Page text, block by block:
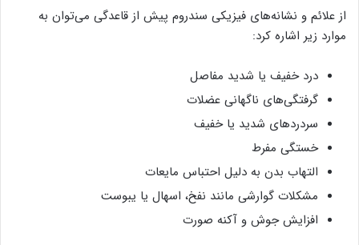
از علائم و نشانه‌های فیزیکی سندروم پیش از قاعدگی می‌توان به
موارد زیر اشاره کرد:
درد خفیف یا شدید مفاصل
گرفتگی‌های ناگهانی عضلات
سردردهای شدید یا خفیف
خستگی مفرط
التهاب بدن به دلیل احتباس مایعات
مشکلات گوارشی مانند نفخ، اسهال یا یبوست
افزایش جوش و آکنه صورت